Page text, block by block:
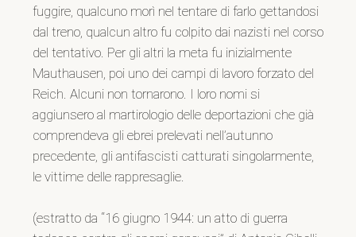
fuggire, qualcuno morì nel tentare di farlo gettandosi
dal treno, qualcun altro fu colpito dai nazisti nel corso
del tentativo. Per gli altri la meta fu inizialmente
Mauthausen, poi uno dei campi di lavoro forzato del
Reich. Alcuni non tornarono. I loro nomi si
aggiunsero al martirologio delle deportazioni che già
comprendeva gli ebrei prelevati nell’autunno
precedente, gli antifascisti catturati singolarmente,
le vittime delle rappresaglie.
(estratto da “16 giugno 1944: un atto di guerra